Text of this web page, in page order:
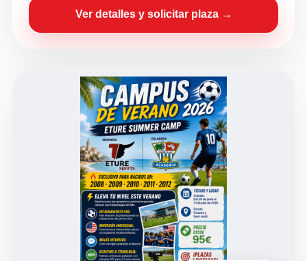
Ver detalles y solicitar plaza →